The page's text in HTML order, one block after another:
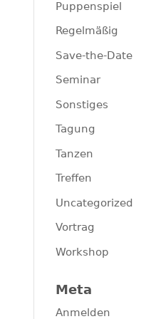
Puppenspiel
Regelmäßig
Save-the-Date
Seminar
Sonstiges
Tagung
Tanzen
Treffen
Uncategorized
Vortrag
Workshop
Meta
Anmelden